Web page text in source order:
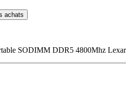
achats
SODIMM DDR5 4800Mhz Lexar